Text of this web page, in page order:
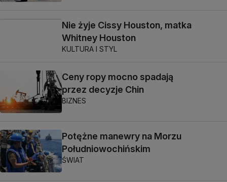
Nie żyje Cissy Houston, matka
Whitney Houston
KULTURA I STYL
Ceny ropy mocno spadają
przez decyzje Chin
BIZNES
Potężne manewry na Morzu
Południowochińskim
ŚWIAT